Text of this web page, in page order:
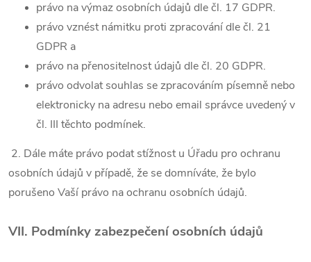
právo na výmaz osobních údajů dle čl. 17 GDPR.
právo vznést námitku proti zpracování dle čl. 21
GDPR a
právo na přenositelnost údajů dle čl. 20 GDPR.
právo odvolat souhlas se zpracováním písemně nebo
elektronicky na adresu nebo email správce uvedený v
čl. III těchto podmínek.
2. Dále máte právo podat stížnost u Úřadu pro ochranu
osobních údajů v případě, že se domníváte, že bylo
porušeno Vaší právo na ochranu osobních údajů.
VII. Podmínky zabezpečení osobních údajů